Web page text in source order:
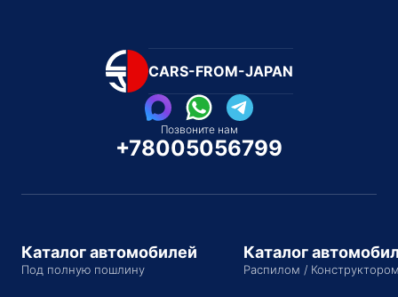
CARS-FROM-JAPAN
Позвоните нам
+78005056799
Каталог автомобилей
Под полную пошлину
Каталог
Распилом /